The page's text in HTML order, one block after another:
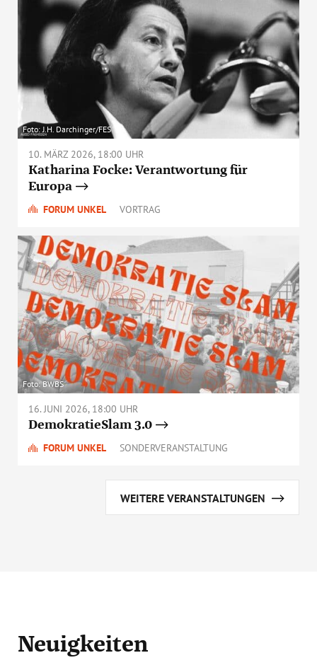
Foto: J.H. Darchinger/FES
10. MÄRZ 2026, 18:00 UHR
Katharina Focke: Verantwortung für
Europa
FORUM UNKEL VORTRAG
Foto: BWBS
16. JUNI 2026, 18:00 UHR
DemokratieSlam 3.0
FORUM UNKEL SONDERVERANSTALTUNG
WEITERE VERANSTALTUNGEN
Neuigkeiten